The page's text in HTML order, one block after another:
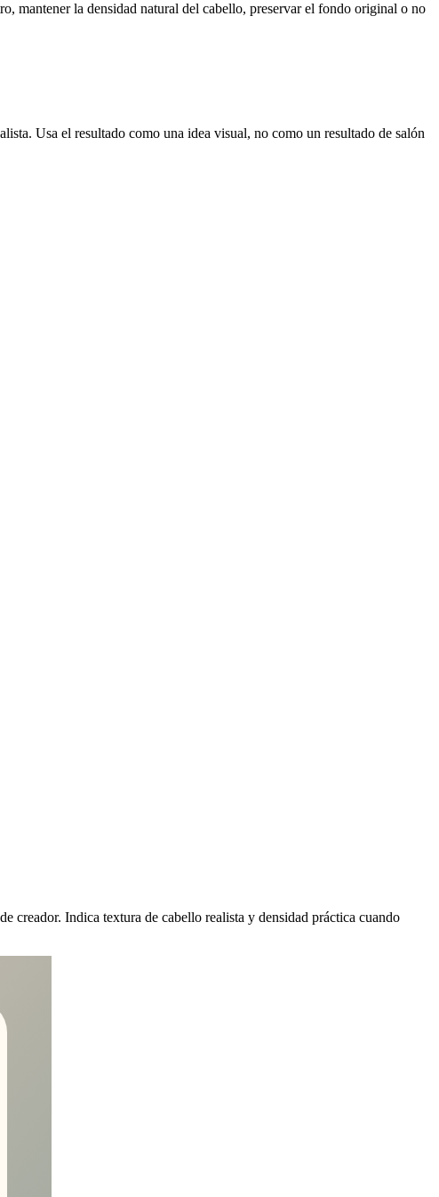
mantener la densidad natural del cabello, preservar el fondo original o no
Usa el resultado como una idea visual, no como un resultado de salón
creador. Indica textura de cabello realista y densidad práctica cuando